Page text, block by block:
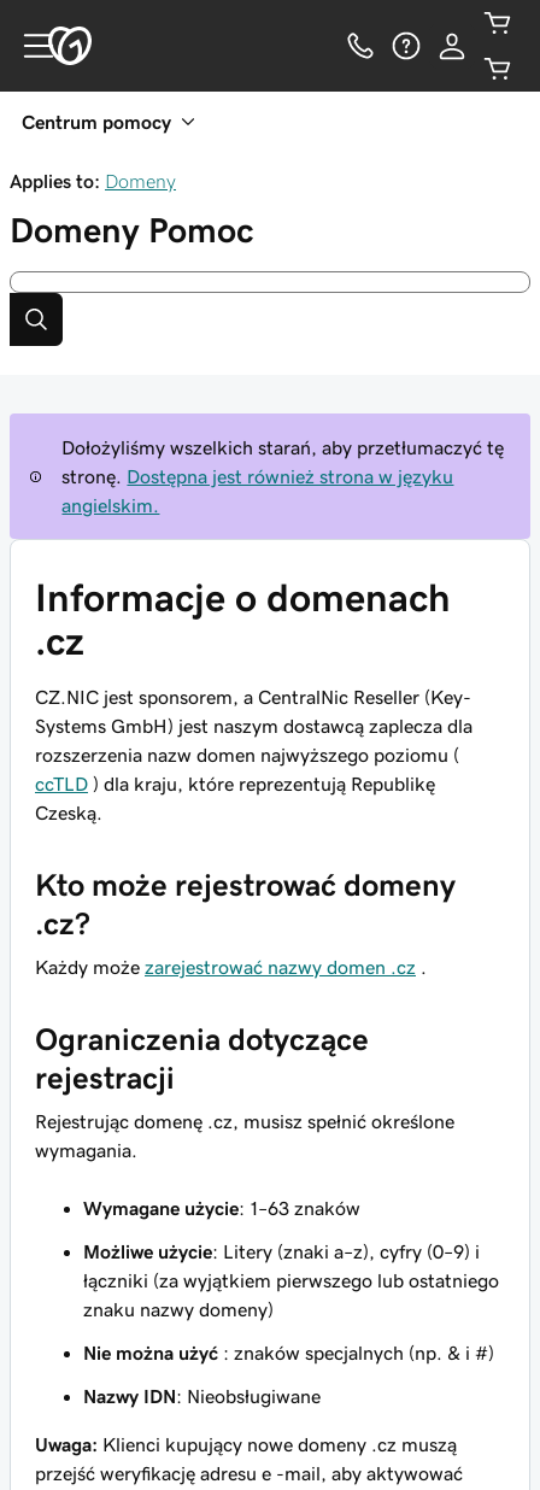
Centrum pomocy
Applies to: Domeny
Domeny Pomoc
Dołożyliśmy wszelkich starań, aby przetłumaczyć tę
stronę.
Dostępna jest również strona w języku
angielskim.
Informacje o domenach
.cz
CZ.NIC jest sponsorem, a CentralNic Reseller (Key-
Systems GmbH) jest naszym dostawcą zaplecza dla
rozszerzenia nazw domen najwyższego poziomu (
ccTLD ) dla kraju, które reprezentują Republikę
Czeską.
Kto może rejestrować domeny
.cz?
Każdy może zarejestrować nazwy domen .cz
Ograniczenia dotyczące
rejestracji
Rejestrując domenę .cz, musisz spełnić określone
wymagania.
Wymagane użycie: 1–63 znaków
Możliwe użycie: Litery (znaki a–z), cyfry (0–9) i
łączniki (za wyjątkiem pierwszego lub ostatniego
znaku nazwy domeny)
Nie można użyć : znaków specjalnych (np. & i #)
Nazwy IDN: Nieobsługiwane
Uwaga: Klienci kupujący nowe domeny .cz muszą
przejść weryfikację adresu e -mail, aby aktywować